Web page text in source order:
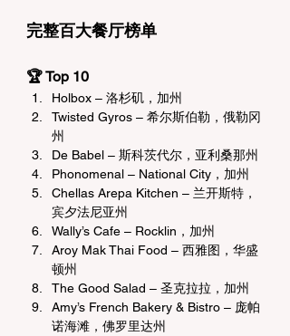
完整百大餐厅榜单
🏆 Top 10
Holbox – 洛杉矶，加州
Twisted Gyros – 希尔斯伯勒，俄勒冈
州
De Babel – 斯科茨代尔，亚利桑那州
Phonomenal – National City，加州
Chellas Arepa Kitchen – 兰开斯特，
宾夕法尼亚州
Wally’s Cafe – Rocklin，加州
Aroy Mak Thai Food – 西雅图，华盛
顿州
The Good Salad – 圣克拉拉，加州
Amy’s French Bakery & Bistro – 庞帕
诺海滩，佛罗里达州